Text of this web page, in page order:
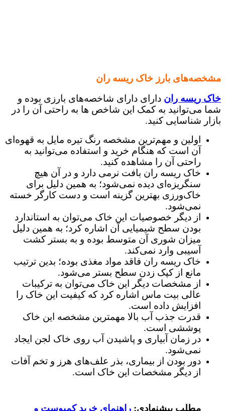
مشخصه‌های بارز خاک ریسه ران
خاک ریسه ران دارای دارای شاخصه‌های بارزی بوده و
شما می‌توانید به کمک این شاخص ها به راحتی آن را در
بازار شناسایی کنید.
اولین و مهم‌ترین مشخصه رنگ تیره مایل به قهوه‌ای
آن است که هنگام خرید و استفاده می‌توانید به
راحتی آن را مشاهده کنید.
خاک ریسه ران بافت نرمی دارد و در آن هیچ
سنگریزه‌ای دیده نمی‌شود؛ به همین دلیل برای
خاک‌ورزی بهترین گزینه است و دست کارگر خسته
نمی‌شود.
از دیگر خصوصیات این خاک می‌توان به استاندارد
بودن سطح شیمیایی آن اشاره کرد؛ به همین دلیل
میزان شوری آن متوسط بوده و به بستر کشت
آسیبی وارد نمی‌کند.
خاک ریسه ران فاقد مواد مغذی بوده؛ بدین ترتیب
مانع از کپک زدن سطح بستر می‌شود.
از مشخصات دیگر این خاک می‌توان به ترکیبات
عالی بیت ماس اشاره کرد که کیفیت این خاک را
افزایش داده است.
قدرت جذب آب بالا مهمترین مشخصه این خاک
پوششی است.
در زمان آبیاری و پاشیدن آب روی خاک لجن ایجاد
نمی‌شود.
دور بودن از بیماری، بذر علف‌های هرز و تخم آفات
از دیگر مشخصات این خاک است.
مطلب پیشنهادی: راهنمای خرید کمپوست و